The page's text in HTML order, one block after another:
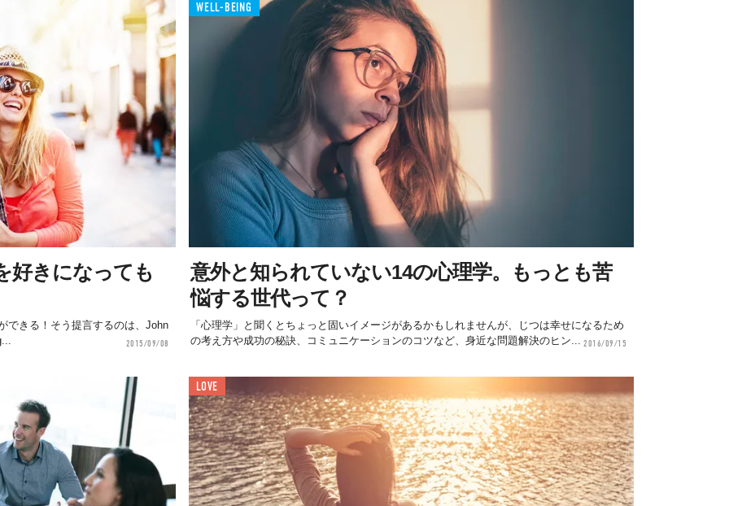
好きになっても
できる！そう提言するのは、John
2015/09/08
WELL-BEING
意外と知られていない14の心理学。もっとも苦
悩する世代って？
「心理学」と聞くとちょっと固いイメージがあるかもしれませんが、じつは幸せになるため
の考え方や成功の秘訣、コミュニケーションのコツなど、身近な問題解決のヒン...
2016/09/15
LOVE